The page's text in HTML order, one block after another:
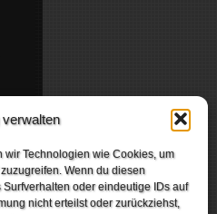
Technologien wie Cookies, um
Wenn du diesen
oder eindeutige IDs auf
nicht erteilst oder zurückziehst,